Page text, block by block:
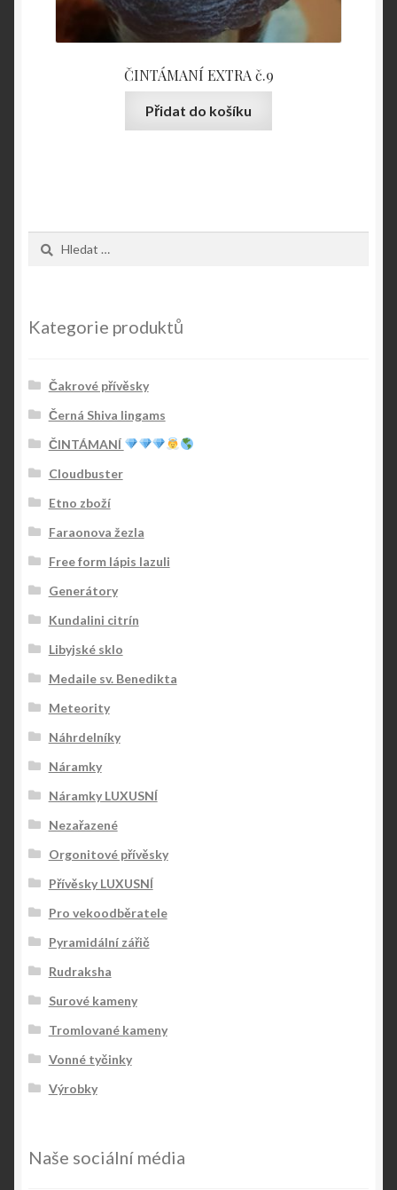
ČINTÁMANÍ EXTRA č.9
Přidat do košíku
Kategorie produktů
Čakrové přívěsky
Černá Shiva lingams
ČINTÁMANÍ
Cloudbuster
Etno zboží
Faraonova žezla
Free form lápis lazuli
Generátory
Kundalini citrín
Libyjské sklo
Medaile sv. Benedikta
Meteority
Náhrdelníky
Náramky
Náramky LUXUSNÍ
Nezařazené
Orgonitové přívěsky
Přívěsky LUXUSNÍ
Pro vekoodběratele
Pyramidální zářič
Rudraksha
Surové kameny
Tromlované kameny
Vonné tyčinky
Výrobky
Naše sociální média